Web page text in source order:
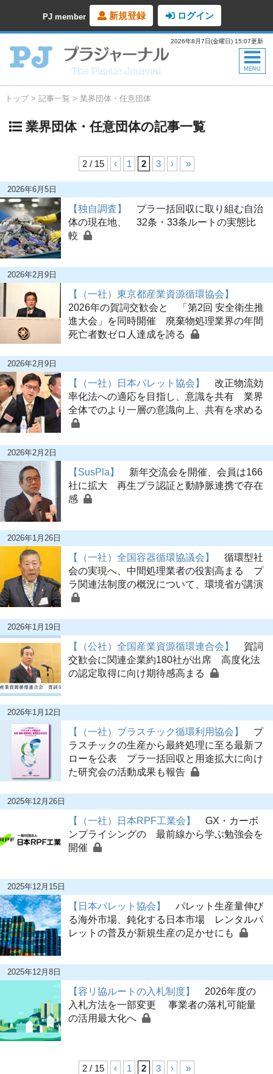
PJ member 新規登録 ログイン
2026年8月7日(金曜日) 15:07更新
トップ 記事一覧 業界団体・任意団体
業界団体・任意団体の記事一覧
2 / 15 ‹ 1 2 3 › »
2026年6月5日
【独自調査】
プラ一括回収に取り組む自治
体の現在地、 32条・33条ルートの実態比
較
2026年2月9日
【（一社）東京都産業資源循環協会】
2026年の賀詞交歓会と 「第2回 安全衛生推
進大会」を同時開催 廃棄物処理業界の年間
死亡者数ゼロ人達成を誇る
2026年2月9日
【（一社）日本パレット協会】
改正物流効
率化法への適応を目指し、意識を共有 業界
全体でのより一層の意識向上、共有を求める
2026年2月2日
【SusPla】
新年交流会を開催、会員は166
社に拡大 再生プラ認証と動静脈連携で存在
感
2026年1月26日
【（一社）全国容器循環協議会】
循環型社
会の実現へ、中間処理業者の役割高まる プ
ラ関連法制度の概況について、環境省が講演
2026年1月19日
【（公社）全国産業資源循環連合会】
賀詞
交歓会に関連企業約180社が出席 高度化法
の認定取得に向け期待感高まる
2026年1月12日
【（一社）プラスチック循環利用協会】
プ
ラスチックの生産から最終処理に至る最新フ
ローを公表 プラ一括回収と用途拡大に向け
た研究会の活動成果も報告
2025年12月26日
【（一社）日本RPF工業会】
GX・カーボ
ンプライシングの 最前線から学ぶ勉強会を
開催
2025年12月15日
【日本パレット協会】
パレット生産量伸び
る海外市場、鈍化する日本市場 レンタルパ
レットの普及が新規生産の足かせにも
2025年12月8日
【容リ協ルートの入札制度】
2026年度の
入札方法を一部変更 事業者の落札可能量
の活用最大化へ
2 / 15 ‹ 1 2 3 › »